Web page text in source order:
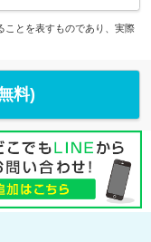
とを表すものであり、実際
料)